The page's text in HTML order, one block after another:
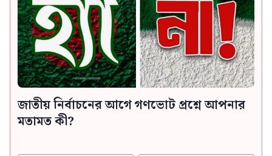
জাতীয় নির্বাচনের আগে গণভোট প্রশ্নে আপনার
মতামত কী?